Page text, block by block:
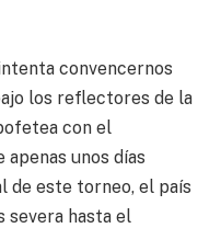
convencernos
los reflectores de la
con el
unos días
de este torneo, el país
severa hasta el